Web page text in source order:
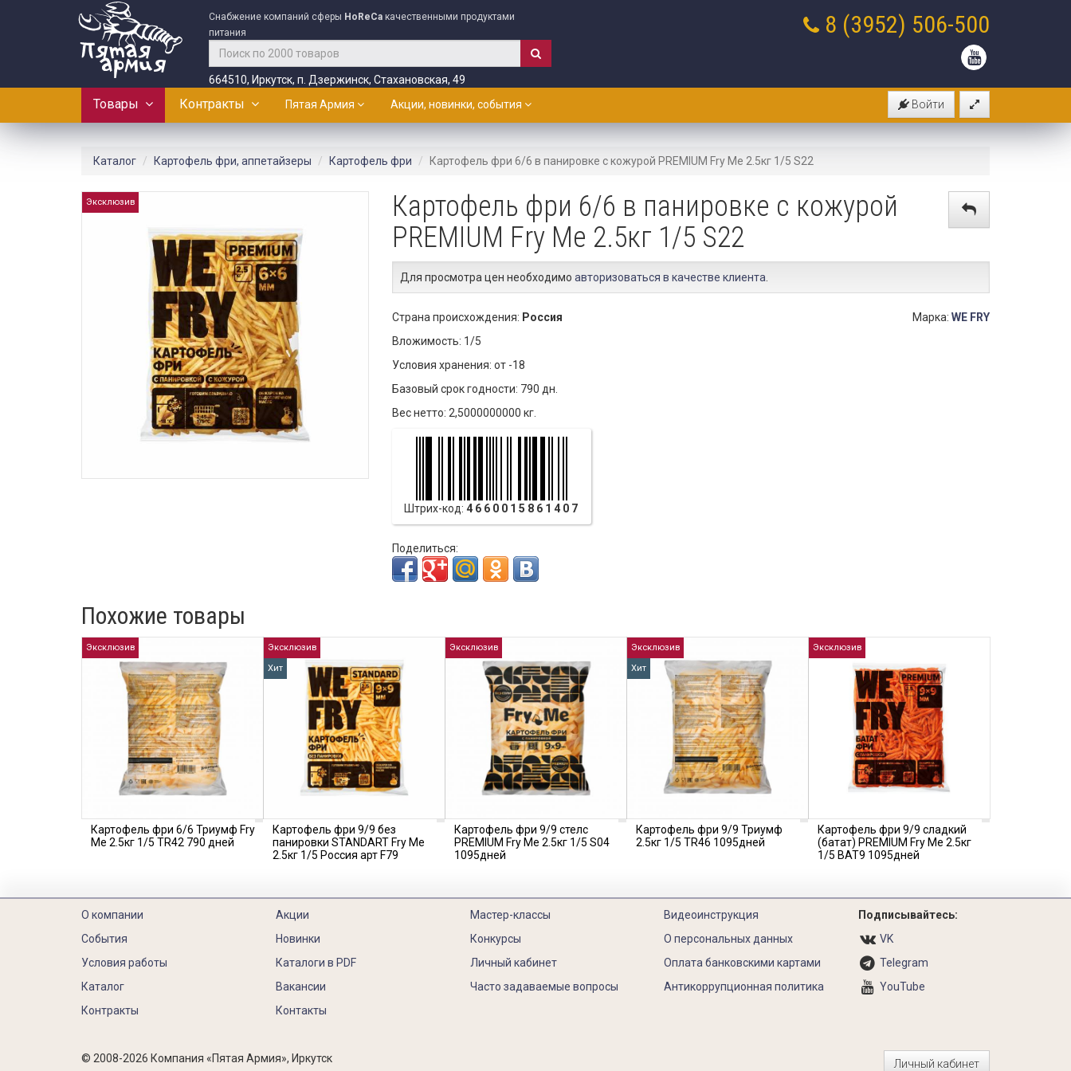
Снабжение компаний сферы HoReCa качественными продуктами
питания
664510, Иркутск, п. Дзержинск, Стахановская, 49
8 (3952) 506-500
Войти
Товары Контракты Пятая Армия Акции, новинки, события
Каталог Картофель фри, аппетайзеры Картофель фри Картофель фри 6/6 в панировке с кожурой PREMIUM Fry Me 2.5кг 1/5 S22
Эксклюзив
Картофель фри 6/6 в панировке с кожурой
PREMIUM Fry Me 2.5кг 1/5 S22
Для просмотра цен необходимо авторизоваться в качестве клиента
Страна происхождения: Россия
Вложимость: 1/5
Условия хранения: от -18
Базовый срок годности: 790 дн.
Вес нетто: 2,5000000000 кг.
Марка: WE FRY
Штрих-код: 4660015861407
Поделиться:
Похожие товары
Эксклюзив
Картофель фри 6/6 Триумф Fry
Me 2.5кг 1/5 TR42 790 дней
Эксклюзив
Хит
Картофель фри 9/9 без
панировки STANDART Fry Me
2.5кг 1/5 Россия арт F79
Эксклюзив
Картофель фри 9/9 стелс
PREMIUM Fry Me 2.5кг 1/5 S04
1095дней
Эксклюзив
Хит
Картофель фри 9/9 Триумф
2.5кг 1/5 TR46 1095дней
Эксклюзив
Картофель фри 9/9 сладкий
(батат) PREMIUM Fry Me 2.5кг
1/5 BAT9 1095дней
О компании
События
Условия работы
Каталог
Контракты
Акции
Новинки
Каталоги в PDF
Вакансии
Контакты
Мастер-классы
Конкурсы
Личный кабинет
Часто задаваемые вопросы
Видеоинструкция
О персональных данных
Оплата банковскими картами
Антикоррупционная политика
Подписывайтесь:
VK
Telegram
YouTube
© 2008-2026 Компания «Пятая Армия», Иркутск Личный кабинет